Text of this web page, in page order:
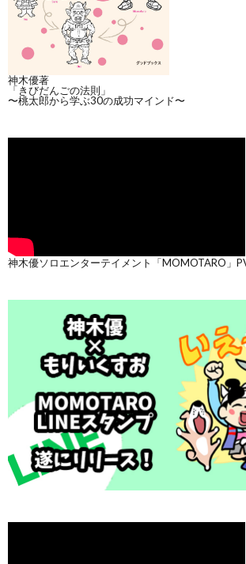
神木優著
「きびだんごの法則」
〜桃太郎から学ぶ30の成功マインド〜
神木優ソロエンターテイメント「MOMOTARO」